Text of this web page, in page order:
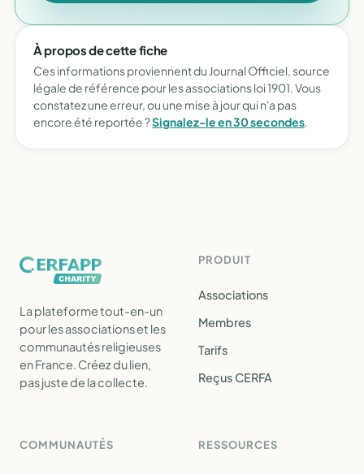
À propos de cette fiche
Ces informations proviennent du Journal Officiel, source
légale de référence pour les associations loi 1901. Vous
constatez une erreur, ou une mise à jour qui n'a pas
encore été reportée ?Signalez-le en 30 secondes.
La plateforme tout-en-un
pour les associations et les
communautés religieuses
en France. Créez du lien,
pas juste de la collecte.
PRODUIT
Associations
Membres
Tarifs
Reçus CERFA
COMMUNAUTÉS RESSOURCES